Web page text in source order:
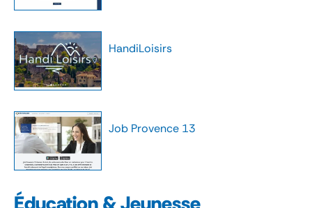
HandiLoisirs
Job Provence 13